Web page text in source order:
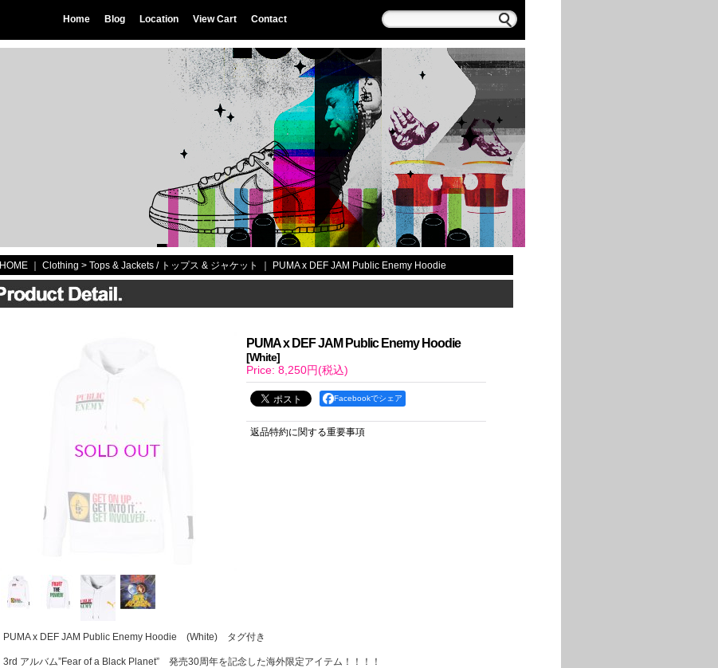
Home Blog Location View Cart Contact
HOME ｜ Clothing > Tops & Jackets / トップス & ジャケット PUMA x DEF JAM Public Enemy Hoodie
PUMA x DEF JAM Public Enemy Hoodie
[White]
Price: 8,250円(税込)
Facebookでシェア
返品特約に関する重要事項
PUMA x DEF JAM Public Enemy Hoodie (White) タグ付き
3rd アルバム”Fear of a Black Planet” 発売30周年を記念した海外限定アイテム！！！！